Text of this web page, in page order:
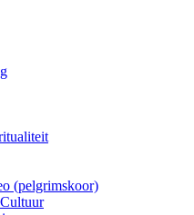
(pelgrimskoor)